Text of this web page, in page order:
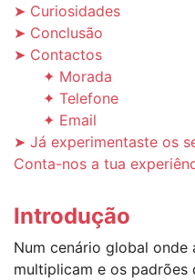
➤ Curiosidades
➤ Conclusão
➤ Contactos
✦ Morada
✦ Telefone
✦ Email
➤ Já experimentaste os
Conta-nos a tua
Introdução
Num cenário global onde
multiplicam e os padrões